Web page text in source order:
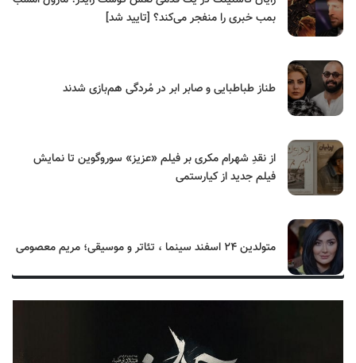
بمب خبری را منفجر می‌کند؟ [تایید شد]
طناز طباطبایی و صابر ابر در مُردگی هم‌بازی شدند
از نقدِ شهرام مکری بر فیلم «عزیز» سوروگوین تا نمایش
فیلم جدید از کیارستمی
متولدین ۲۴ اسفند سینما ، تئاتر و موسیقی؛ مریم معصومی